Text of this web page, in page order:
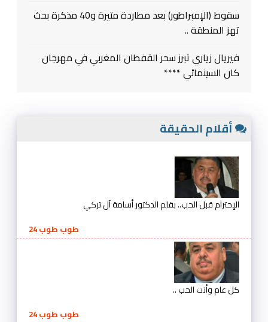
سقوط (الإمبراطور) بعد مطاردة متيرة و40 مذكرة بحث
تهز المنطقة ..
فيريال زياري تبرز سحر القفطان المغربي في مهرجان
كان السينمائي ****
أقلام الحقيقة
الإحترام قبل الحب.. بقلم الدكتور أسامة آل تركي
طوب طوب 24
كل عام وأنت الحب ..
طوب طوب 24